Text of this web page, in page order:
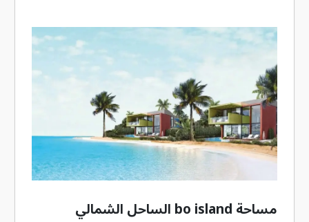
مساحة bo island الساحل الشمالي